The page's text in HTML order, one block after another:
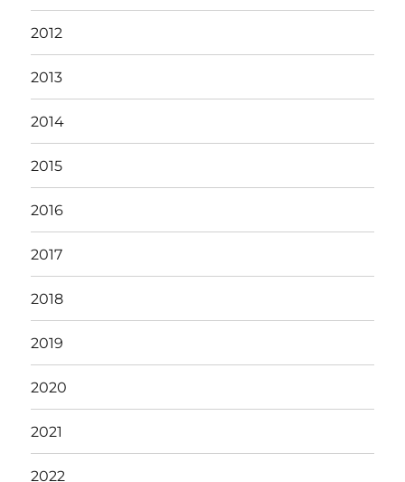
2012
2013
2014
2015
2016
2017
2018
2019
2020
2021
2022